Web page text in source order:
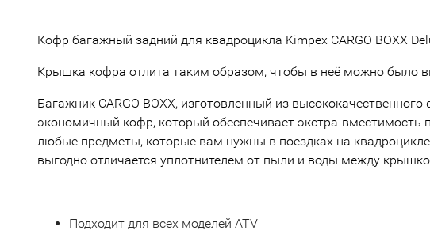
Кофр багажный задний для квадроцикла Kimpex CARGO BOXX
Крышка кофра отлита таким образом, чтобы в неё можно было
Багажник CARGO BOXX, изготовленный из
экономичный кофр, который обеспечивает экстра-
любые предметы, которые вам нужны в поездках на
выгодно отличается уплотнителем от пыли и воды между
Подходит для всех моделей ATV